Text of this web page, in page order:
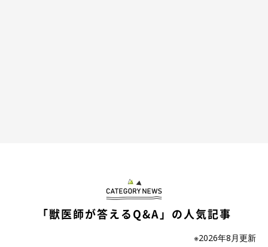
「獣医師が答えるQ&A」の人気記事
※2026年8月更新